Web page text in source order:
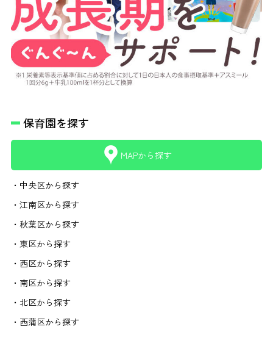
保育園を探す
MAPから探す
・中央区から探す
・江南区から探す
・秋葉区から探す
・東区から探す
・西区から探す
・南区から探す
・北区から探す
・西蒲区から探す